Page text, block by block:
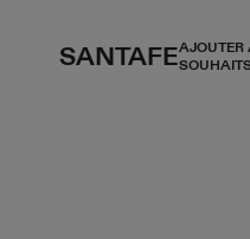
SANTAFEAJOUTER